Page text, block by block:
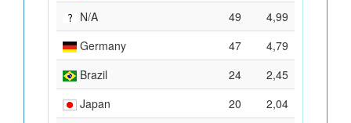
N/A
49
4,99
Germany
47
4,79
Brazil
24
2,45
Japan
20
2,04